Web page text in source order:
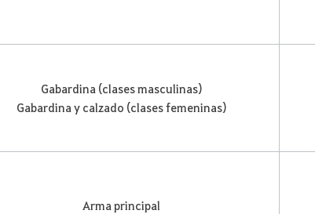
Gabardina (clases masculinas)
Gabardina y calzado (clases femeninas)
Arma principal